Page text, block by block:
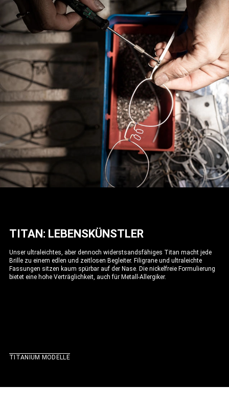
TITAN: LEBENSKÜNSTLER
Unser ultraleichtes, aber dennoch widerstsandsfähiges Titan macht jede
Brille zu einem edlen und zeitlosen Begleiter. Filigrane und ultraleichte
Fassungen sitzen kaum spürbar auf der Nase. Die nickelfreie Formulierung
bietet eine hohe Verträglichkeit, auch für Metall-Allergiker.
TITANIUM MODELLE